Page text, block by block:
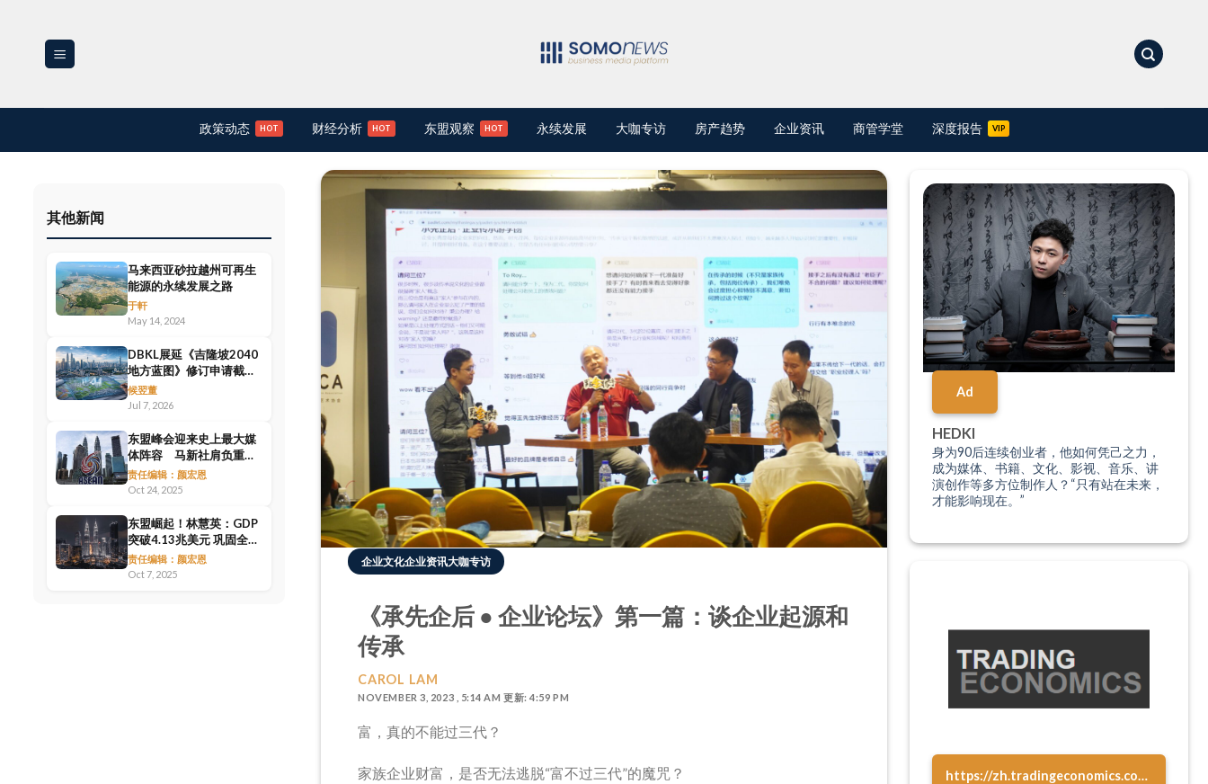
政策动态 财经分析 东盟观察 永续发展 大咖专访 房产趋势 企业资讯 商管学堂 深度报告
其他新闻
马来西亚砂拉越州可再生
能源的永续发展之路
于軒
May 14, 2024
DBKL展延《吉隆坡2040
地方蓝图》修订申请截止
日期至8月7日
候翌董
Jul 7, 2026
东盟峰会迎来史上最大媒
体阵容 马新社肩负重任
统筹国际媒体中心
责任编辑：颜宏恩
Oct 24, 2025
东盟崛起！林慧英：GDP
突破4.13兆美元 巩固全球
投资枢纽地位
责任编辑：颜宏恩
Oct 7, 2025
企业文化企业资讯大咖专访
《承先企后 ● 企业论坛》第一篇：谈企业起源和
传承
CAROL LAM
NOVEMBER 3, 2023 , 5:14 AM 更新: 4:59 PM
富，真的不能过三代？
家族企业财富，是否无法逃脱“富不过三代”的魔咒？
Ad
HEDKI
身为90后连续创业者，他如何凭己之力，
成为媒体、书籍、文化、影视、音乐、讲
演创作等多方位制作人？“只有站在未来，
才能影响现在。”
https://zh.tradingeconomics.com/